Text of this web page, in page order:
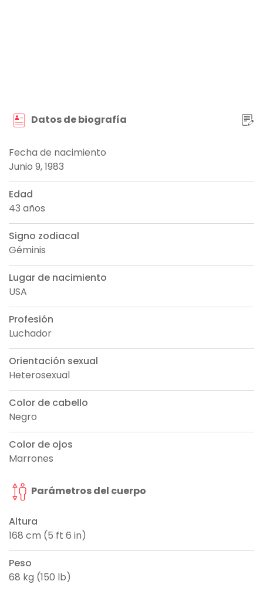
Datos de biografía
Fecha de nacimiento
Junio 9, 1983
Edad
43 años
Signo zodiacal
Géminis
Lugar de nacimiento
USA
Profesión
Luchador
Orientación sexual
Heterosexual
Color de cabello
Negro
Color de ojos
Marrones
Parámetros del cuerpo
Altura
168 cm (5 ft 6 in)
Peso
68 kg (150 lb)